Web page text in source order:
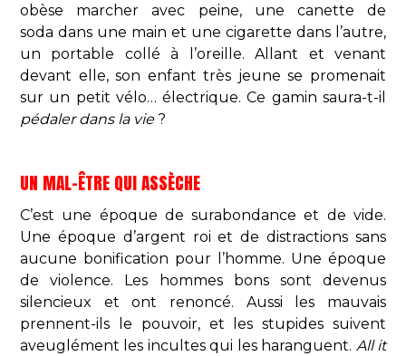
obèse marcher avec peine, une canette de
soda dans une main et une cigarette dans l’autre,
un portable collé à l’oreille. Allant et venant
devant elle, son enfant très jeune se promenait
sur un petit vélo… électrique. Ce gamin saura-t-il
pédaler dans la vie?
UN MAL-ÊTRE QUI ASSÈCHE
C’est une époque de surabondance et de vide.
Une époque d’argent roi et de distractions sans
aucune bonification pour l’homme. Une époque
de violence. Les hommes bons sont devenus
silencieux et ont renoncé. Aussi les mauvais
prennent-ils le pouvoir, et les stupides suivent
aveuglément les incultes qui les haranguent. All it